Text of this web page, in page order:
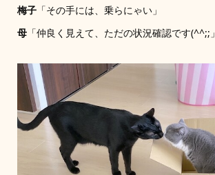
梅子「その手には、乗らにゃい」
母「仲良く見えて、ただの状況確認です(^^;;」